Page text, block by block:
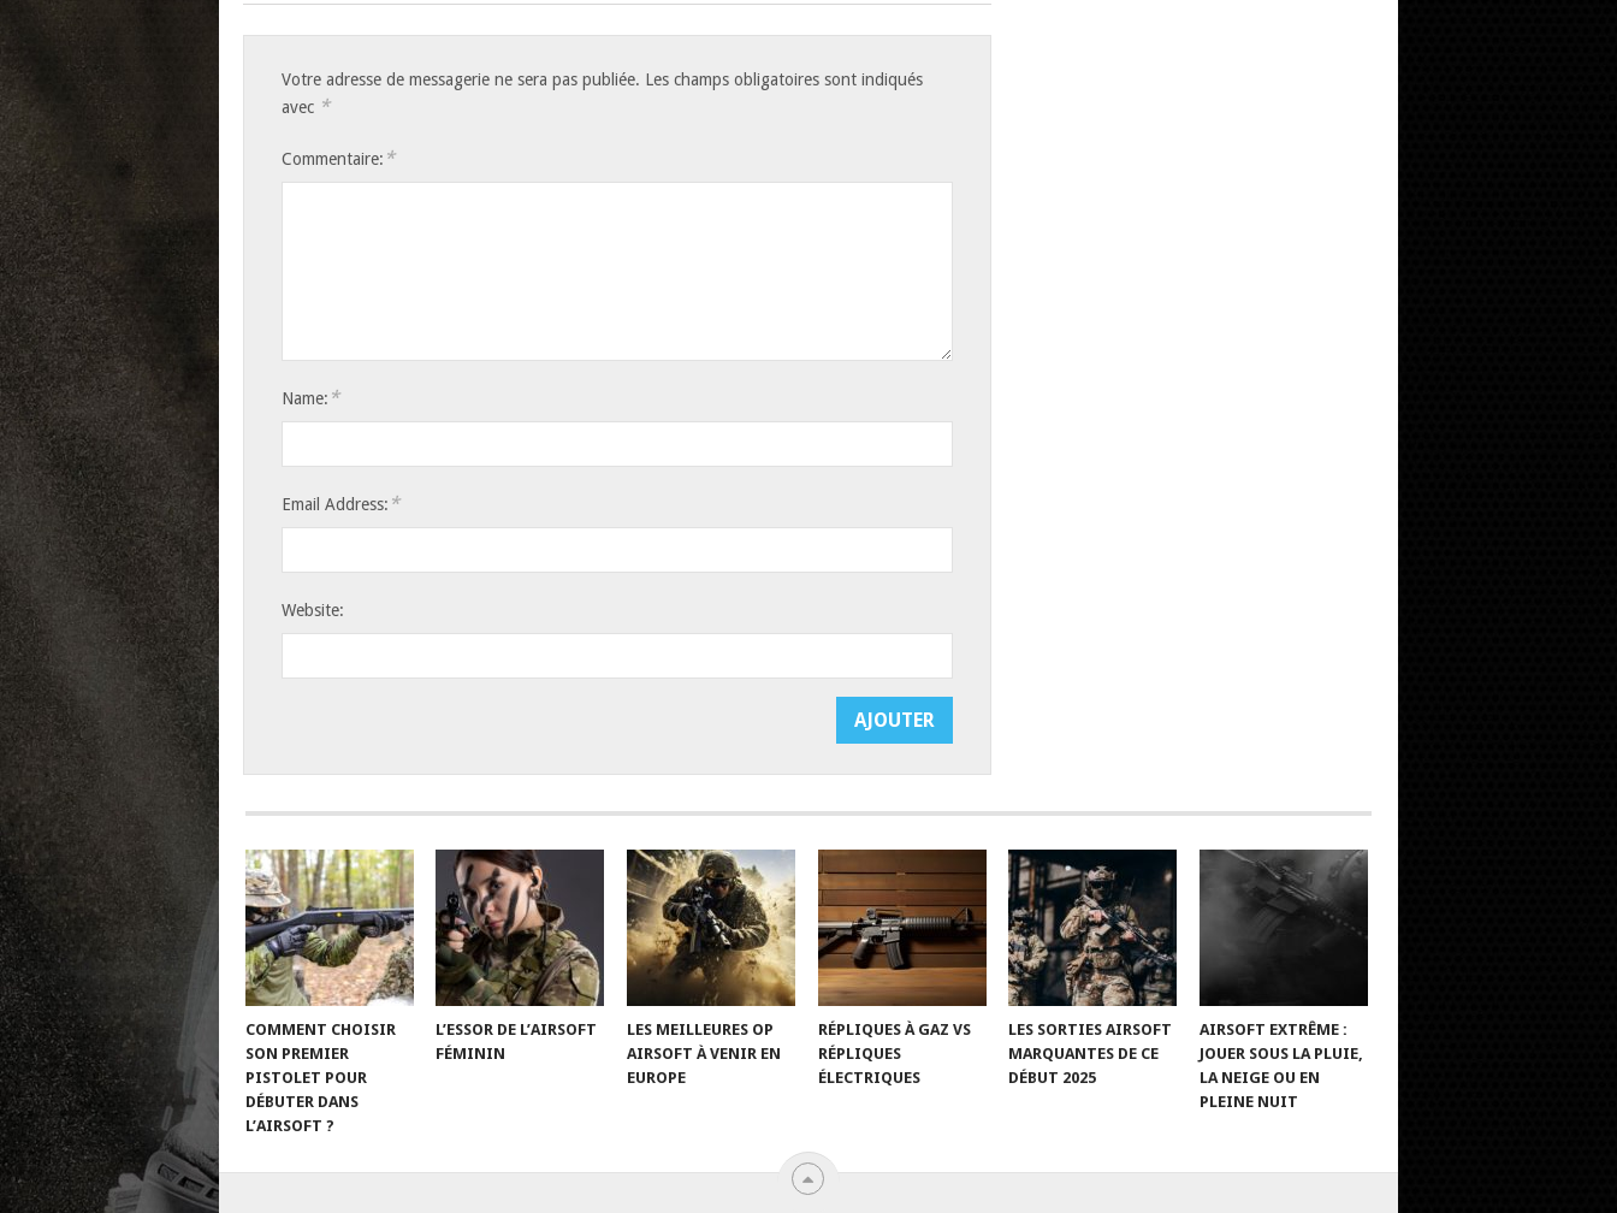
Votre adresse de messagerie ne sera pas publiée. Les champs obligatoires sont indiqués
avec *
Commentaire: *
Name: *
Email Address: *
Website:
COMMENT CHOISIR
SON PREMIER
PISTOLET POUR
DÉBUTER DANS
L’AIRSOFT ?
L’ESSOR DE L’AIRSOFT
FÉMININ
LES MEILLEURES OP
AIRSOFT À VENIR EN
EUROPE
RÉPLIQUES À GAZ VS
RÉPLIQUES
ÉLECTRIQUES
LES SORTIES AIRSOFT
MARQUANTES DE CE
DÉBUT 2025
AIRSOFT EXTRÊME :
JOUER SOUS LA PLUIE,
LA NEIGE OU EN
PLEINE NUIT